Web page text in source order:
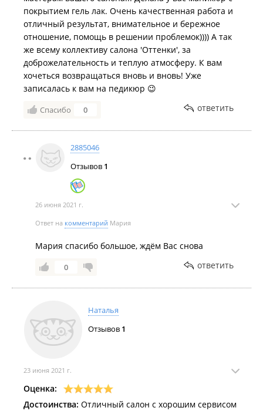
покрытием гель лак. Очень качественная работа и
отличный результат, внимательное и бережное
отношение, помощь в решении проблемок)))) А так
же всему коллективу салона 'Оттенки', за
доброжелательность и теплую атмосферу. К вам
хочеться возвращаться вновь и вновь! Уже
записалась к вам на педикюр 😉
Спасибо 0 ответить
2885046
Отзывов 1
26 июня 2021 г.
Ответ на комментарий Мария
Мария спасибо большое, ждём Вас снова
0 ответить
Наталья
Отзывов 1
23 июня 2021 г.
Оценка:
Достоинства: Отличный салон с хорошим сервисом